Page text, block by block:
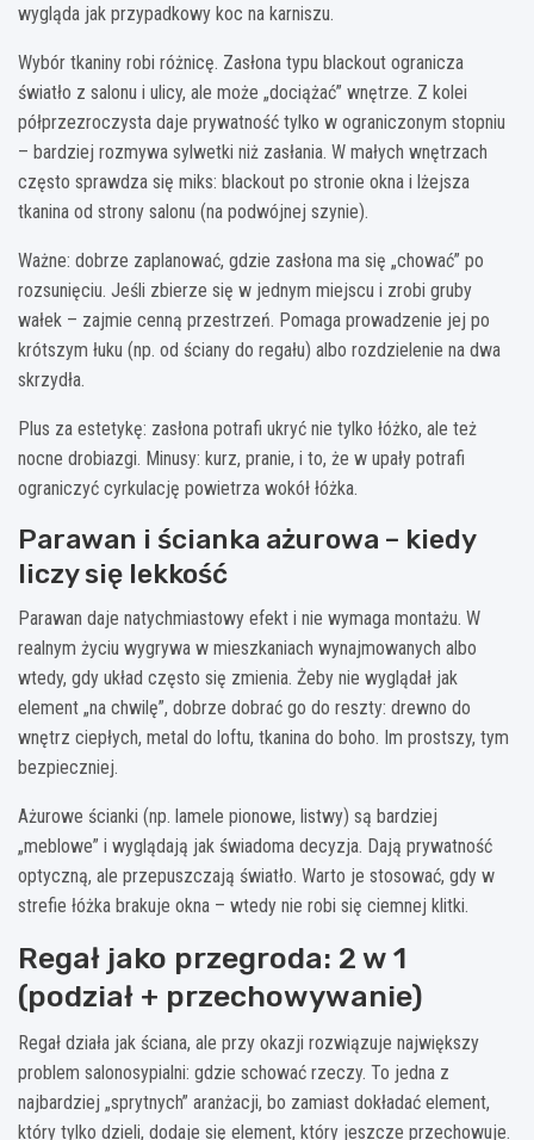
wygląda jak przypadkowy koc na karniszu.
Wybór tkaniny robi różnicę. Zasłona typu blackout ogranicza
światło z salonu i ulicy, ale może „dociążać” wnętrze. Z kolei
półprzezroczysta daje prywatność tylko w ograniczonym stopniu
– bardziej rozmywa sylwetki niż zasłania. W małych wnętrzach
często sprawdza się miks: blackout po stronie okna i lżejsza
tkanina od strony salonu (na podwójnej szynie).
Ważne: dobrze zaplanować, gdzie zasłona ma się „chować” po
rozsunięciu. Jeśli zbierze się w jednym miejscu i zrobi gruby
wałek – zajmie cenną przestrzeń. Pomaga prowadzenie jej po
krótszym łuku (np. od ściany do regału) albo rozdzielenie na dwa
skrzydła.
Plus za estetykę: zasłona potrafi ukryć nie tylko łóżko, ale też
nocne drobiazgi. Minusy: kurz, pranie, i to, że w upały potrafi
ograniczyć cyrkulację powietrza wokół łóżka.
Parawan i ścianka ażurowa – kiedy
liczy się lekkość
Parawan daje natychmiastowy efekt i nie wymaga montażu. W
realnym życiu wygrywa w mieszkaniach wynajmowanych albo
wtedy, gdy układ często się zmienia. Żeby nie wyglądał jak
element „na chwilę”, dobrze dobrać go do reszty: drewno do
wnętrz ciepłych, metal do loftu, tkanina do boho. Im prostszy, tym
bezpieczniej.
Ażurowe ścianki (np. lamele pionowe, listwy) są bardziej
„meblowe” i wyglądają jak świadoma decyzja. Dają prywatność
optyczną, ale przepuszczają światło. Warto je stosować, gdy w
strefie łóżka brakuje okna – wtedy nie robi się ciemnej klitki.
Regał jako przegroda: 2 w 1
(podział + przechowywanie)
Regał działa jak ściana, ale przy okazji rozwiązuje największy
problem salonosypialni: gdzie schować rzeczy. To jedna z
najbardziej „sprytnych” aranżacji, bo zamiast dokładać element,
który tylko dzieli, dodaje się element, który jeszcze przechowuje.